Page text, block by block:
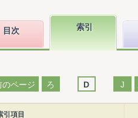
目次 索引
のページ ろ D J
引項目